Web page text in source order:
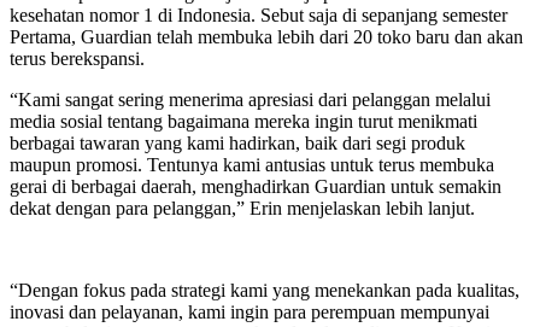
kesehatan nomor 1 di Indonesia. Sebut saja di sepanjang semester
Pertama, Guardian telah membuka lebih dari 20 toko baru dan akan
terus berekspansi.
“Kami sangat sering menerima apresiasi dari pelanggan melalui
media sosial tentang bagaimana mereka ingin turut menikmati
berbagai tawaran yang kami hadirkan, baik dari segi produk
maupun promosi. Tentunya kami antusias untuk terus membuka
gerai di berbagai daerah, menghadirkan Guardian untuk semakin
dekat dengan para pelanggan,” Erin menjelaskan lebih lanjut.
“Dengan fokus pada strategi kami yang menekankan pada kualitas,
inovasi dan pelayanan, kami ingin para perempuan mempunyai